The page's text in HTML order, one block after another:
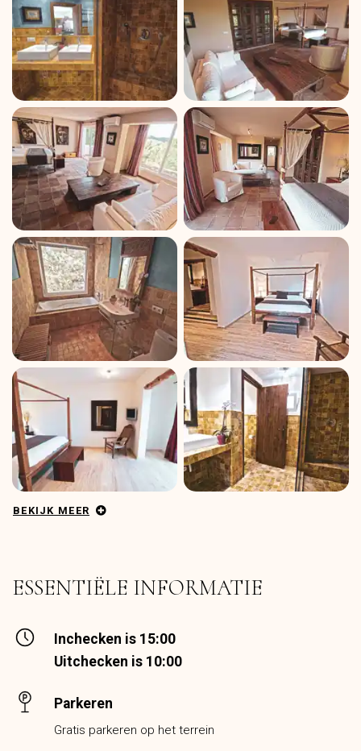
BEKIJK MEER
ESSENTIËLE INFORMATIE
Inchecken is 15:00
Uitchecken is 10:00
Parkeren
Gratis parkeren op het terrein